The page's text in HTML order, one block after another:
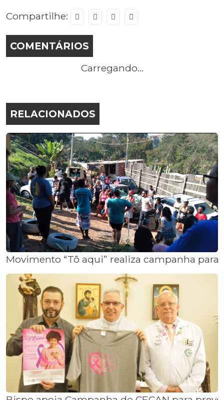
Compartilhe:
COMENTÁRIOS
Carregando...
RELACIONADOS
Movimento “Tô aqui” realiza campanha